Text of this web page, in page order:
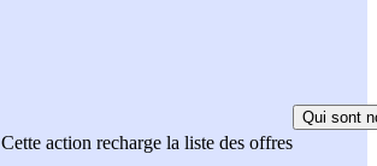
Cette action recharge la liste des offres
Qui sont